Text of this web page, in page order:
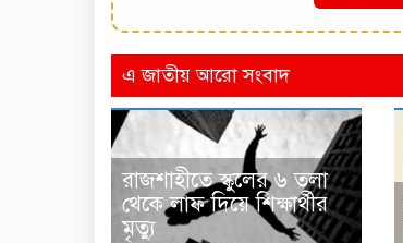
এ জাতীয় আরো সংবাদ
রাজশাহীতে স্কুলের ৬ তলা
থেকে লাফ দিয়ে শিক্ষার্থীর
মৃত্যু